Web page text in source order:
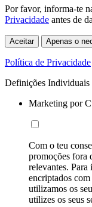
Por favor, informa-te
Privacidade antes de
Aceitar Apenas o
Política de Privacidade
Definições Individuais
Marketing por
Com o teu
promoções fora
relevantes. Para
encriptados
utilizamos os
utilizes os seus